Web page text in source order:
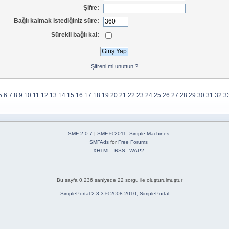
Şifre:
Bağlı kalmak istediğiniz süre:
Sürekli bağlı kal:
Şifreni mi unuttun ?
6 7 8 9 10 11 12 13 14 15 16 17 18 19 20 21 22 23 24 25 26 27 28 29 30 31 32
SMF 2.0.7 | SMF © 2011
Simple Machines
SMFAdsforFree Forums
XHTML
RSS WAP2
Bu sayfa 0.236 saniyede 22 sorgu ile oluşturulmuştur
SimplePortal 2.3.3 © 2008-2010, SimplePortal